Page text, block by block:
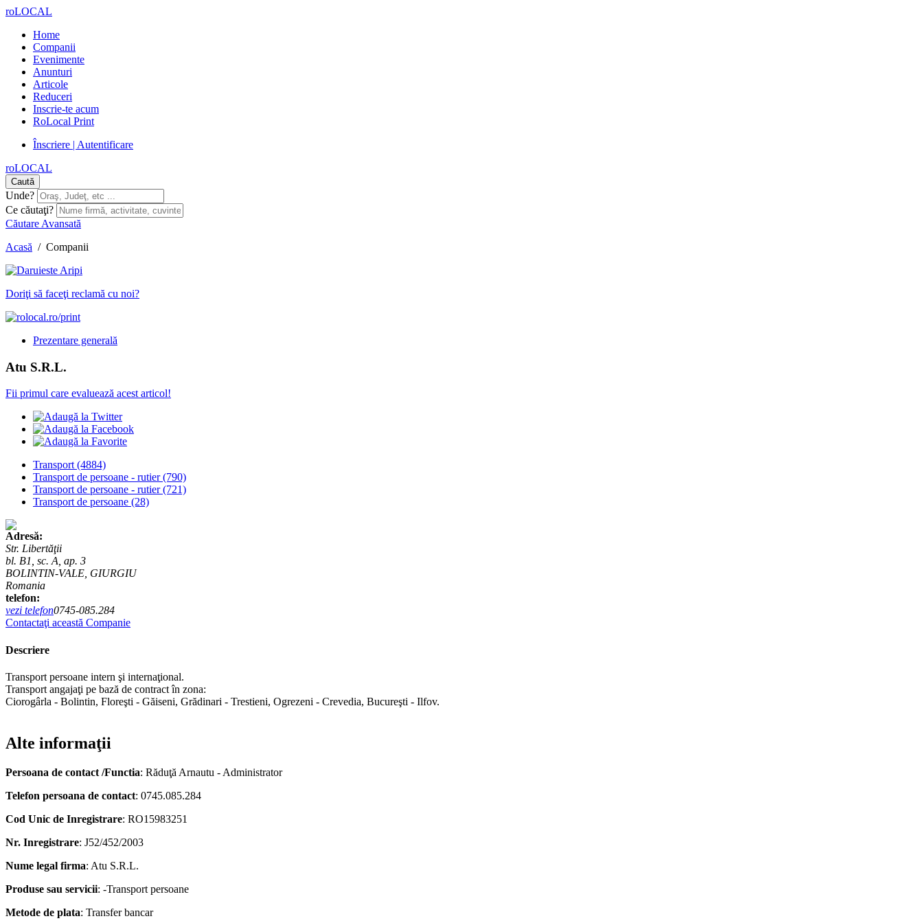
roLOCAL
Home
Companii
Evenimente
Anunturi
Articole
Reduceri
Inscrie-te acum
RoLocal Print
Înscriere | Autentificare
roLOCAL
Caută
Unde?
Ce căutaţi?
Căutare Avansată
Acasă / Companii
Doriţi să faceţi reclamă cu noi?
Prezentare generală
Atu S.R.L.
Fii primul care evaluează acest articol!
Transport(4884)
Transport de persoane - rutier(790)
Transport de persoane - rutier(721)
Transport de persoane (28)
Adresă:
Str. Libertăţii
bl. B1, sc. A, ap. 3
BOLINTIN-VALE, GIURGIU
Romania
telefon:
vezi telefon0745-085.284
Contactaţi această Companie
Descriere
Transport persoane intern şi internaţional.
Transport angajaţi pe bază de contract în zona:
Ciorogârla - Bolintin, Floreşti - Găiseni, Grădinari - Trestieni, Ogrezeni - Crevedia, Bucureşti - Ilfov.
Alte informaţii
Persoana de contact /Functia: Răduţă Arnautu - Administrator
Telefon persoana de contact: 0745.085.284
Cod Unic de Inregistrare: RO15983251
Nr. Inregistrare: J52/452/2003
Nume legal firma: Atu S.R.L.
Produse sau servicii: -Transport persoane
Metode de plata: Transfer bancar